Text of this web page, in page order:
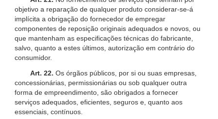
objetivo a reparação de qualquer produto considerar-se-á
implícita a obrigação do fornecedor de empregar
componentes de reposição originais adequados e novos, ou
que mantenham as especificações técnicas do fabricante,
salvo, quanto a estes últimos, autorização em contrário do
consumidor.
Art. 22. Os órgãos públicos, por si ou suas empresas,
concessionárias, permissionárias ou sob qualquer outra
forma de empreendimento, são obrigados a fornecer
serviços adequados, eficientes, seguros e, quanto aos
essenciais, contínuos.